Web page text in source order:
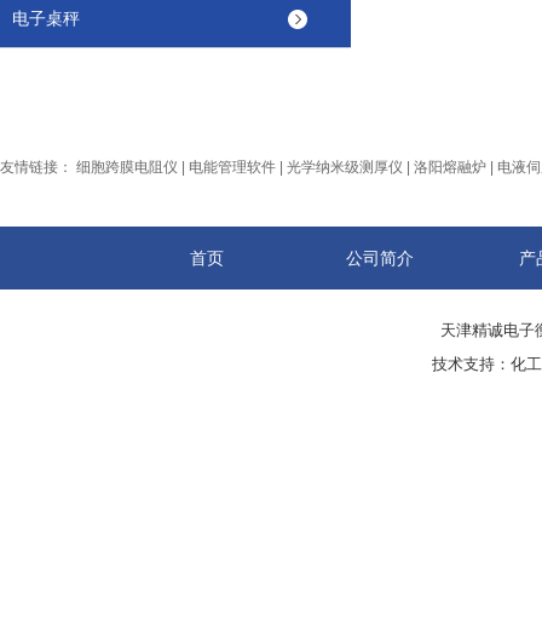
电子桌秤
友情链接： 细胞跨膜电阻仪 电能管理软件 光学纳米级测厚仪 洛阳熔融炉 电液
首页 公司简介 产
天津精诚电
技术支持： 化